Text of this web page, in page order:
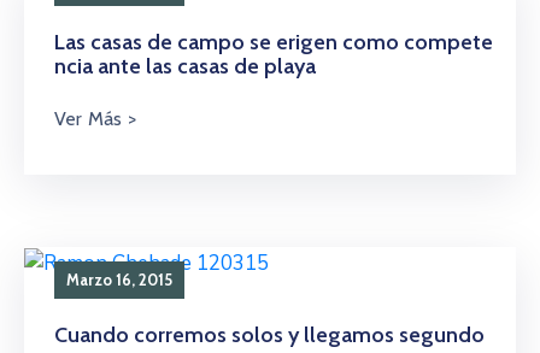
Las casas de campo se erigen como compete
ncia ante las casas de playa
Marzo 16, 2015
Cuando corremos solos y llegamos segundo